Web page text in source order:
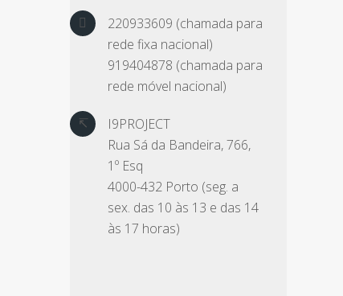
220933609 (chamada para
rede fixa nacional)
919404878 (chamada para
rede móvel nacional)
I9PROJECT
Rua Sá da Bandeira, 766,
1º Esq
4000-432 Porto (seg. a
sex. das 10 às 13 e das 14
às 17 horas)